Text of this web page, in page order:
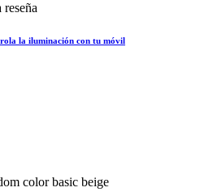
la iluminación con tu móvil